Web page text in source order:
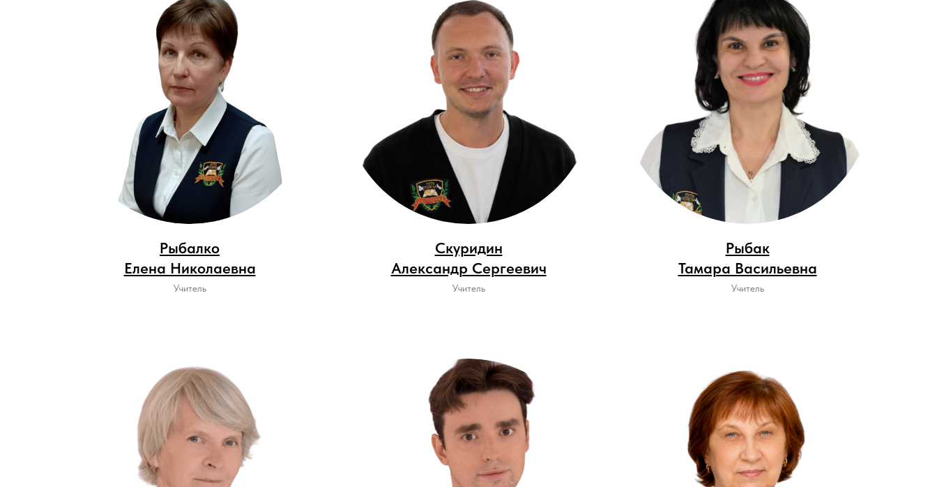
Рыбалко
Елена Николаевна
Учитель
Скуридин
Александр Сергеевич
Учитель
Рыбак
Тамара Васильевна
Учитель